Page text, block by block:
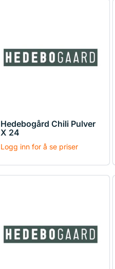
Hedebogård Chili Pulver
X 24
Logg inn for å se priser